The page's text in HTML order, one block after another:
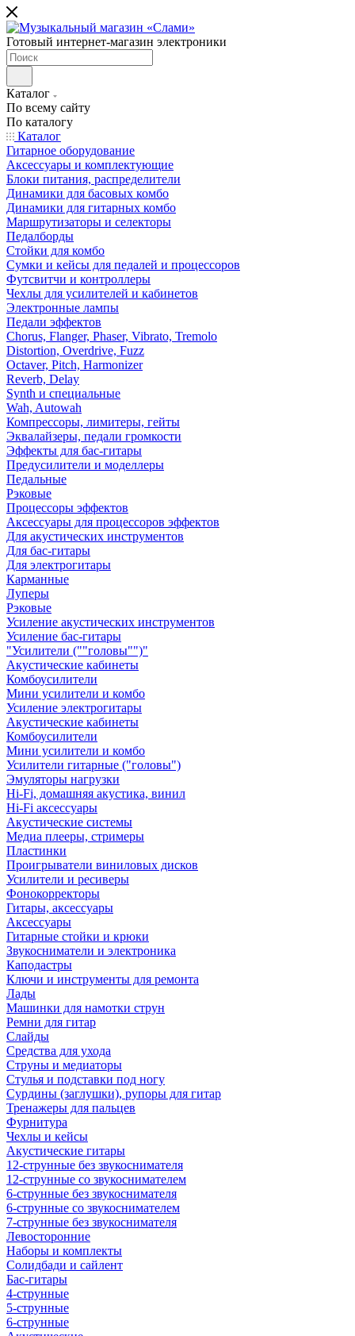
Готовый интернет-магазин электроники
Каталог
По всему сайту
По каталогу
Каталог
Гитарное оборудование
Аксессуары и комплектующие
Блоки питания, распределители
Динамики для басовых комбо
Динамики для гитарных комбо
Маршрутизаторы и селекторы
Педалборды
Стойки для комбо
Сумки и кейсы для педалей и процессоров
Футсвитчи и контроллеры
Чехлы для усилителей и кабинетов
Электронные лампы
Педали эффектов
Chorus, Flanger, Phaser, Vibrato, Tremolo
Distortion, Overdrive, Fuzz
Octaver, Pitch, Harmonizer
Reverb, Delay
Synth и специальные
Wah, Autowah
Компрессоры, лимитеры, гейты
Эквалайзеры, педали громкости
Эффекты для бас-гитары
Предусилители и моделлеры
Педальные
Рэковые
Процессоры эффектов
Аксессуары для процессоров эффектов
Для акустических инструментов
Для бас-гитары
Для электрогитары
Карманные
Луперы
Рэковые
Усиление акустических инструментов
Усиление бас-гитары
"Усилители (""головы"")"
Акустические кабинеты
Комбоусилители
Мини усилители и комбо
Усиление электрогитары
Акустические кабинеты
Комбоусилители
Мини усилители и комбо
Усилители гитарные ("головы")
Эмуляторы нагрузки
Hi-Fi, домашняя акустика, винил
Hi-Fi аксессуары
Акустические системы
Медиа плееры, стримеры
Пластинки
Проигрыватели виниловых дисков
Усилители и ресиверы
Фонокорректоры
Гитары, аксессуары
Аксессуары
Гитарные стойки и крюки
Звукосниматели и электроника
Каподастры
Ключи и инструменты для ремонта
Лады
Машинки для намотки струн
Ремни для гитар
Слайды
Средства для ухода
Струны и медиаторы
Стулья и подставки под ногу
Сурдины (заглушки), рупоры для гитар
Тренажеры для пальцев
Фурнитура
Чехлы и кейсы
Акустические гитары
12-струнные без звукоснимателя
12-струнные со звукоснимателем
6-струнные без звукоснимателя
6-струнные со звукоснимателем
7-струнные без звукоснимателя
Левосторонние
Наборы и комплекты
Солидбади и сайлент
Бас-гитары
4-струнные
5-струнные
6-струнные